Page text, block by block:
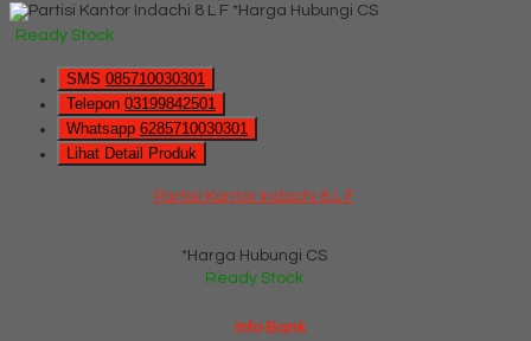
*Harga Hubungi CS
Ready Stock
SMS 085710030301
Telepon 03199842501
Whatsapp 6285710030301
Lihat Detail Produk
Partisi Kantor Indachi 8 L F
*Harga Hubungi CS
Ready Stock
Info Bank